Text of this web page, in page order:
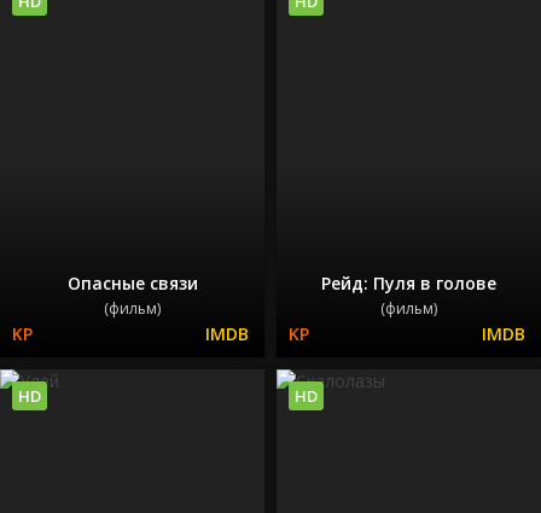
Опасные связи
(фильм)
Рейд: Пуля в голове
(фильм)
HD HD